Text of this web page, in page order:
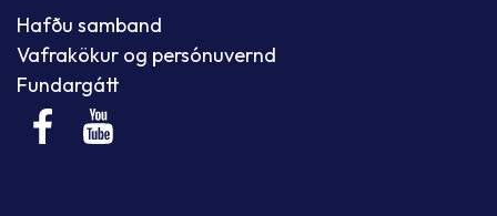
Hafðu samband
Vafrakökur og persónuvernd
Fundargátt